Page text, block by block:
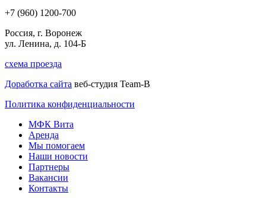
+7 (960) 1200-700
Россия, г. Воронеж
ул. Ленина, д. 104-Б
схема проезда
Доработка сайта веб-студия Team-B
Политика конфиденциальности
МФК Вита
Аренда
Мы помогаем
Наши новости
Партнеры
Вакансии
Контакты